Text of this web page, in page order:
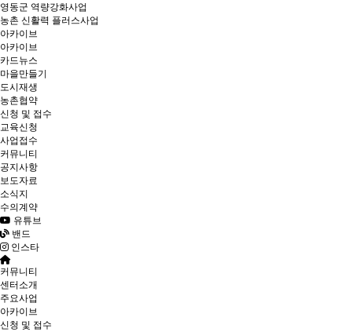
영동군 역량강화사업
농촌 신활력 플러스사업
아카이브
아카이브
카드뉴스
마을만들기
도시재생
농촌협약
신청 및 접수
교육신청
사업접수
커뮤니티
공지사항
보도자료
소식지
수의계약
유튜브
밴드
인스타
커뮤니티
센터소개
주요사업
아카이브
신청 및 접수